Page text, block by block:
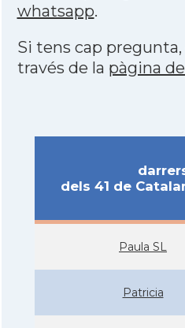
whatsapp.
Si tens cap
través de la pàgina
dels 41 de
Paula SL
Patricia